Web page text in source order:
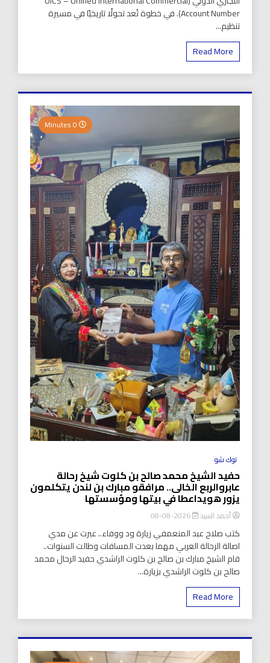
Account Number). في خطوة تُعد تحولًا تاريخيًا في مسيرة
تنظيم...
Read More
توك شو
حفيد الشيخ محمد صالح بن كلوت شيخ رحالة
عابروالربع الخالى.. مرافقو مبارك بن لندن يتكلمون
يزور هويداعطا في بيتها ومؤسستها
أحمد السيد 2026-08-08
كتب صلاح عبد المنعمفي زيارة ود ووفاء.. عبرت عن مدي
اصالة الرحالة العربي مهما بعدت المسافات وطالت السنوات..
قام الشيخ مبارك بن صالح بن كلوت الراشدي حفيد الرحال محمد
صالح بن كلوت الراشدي بزيارة...
Read More